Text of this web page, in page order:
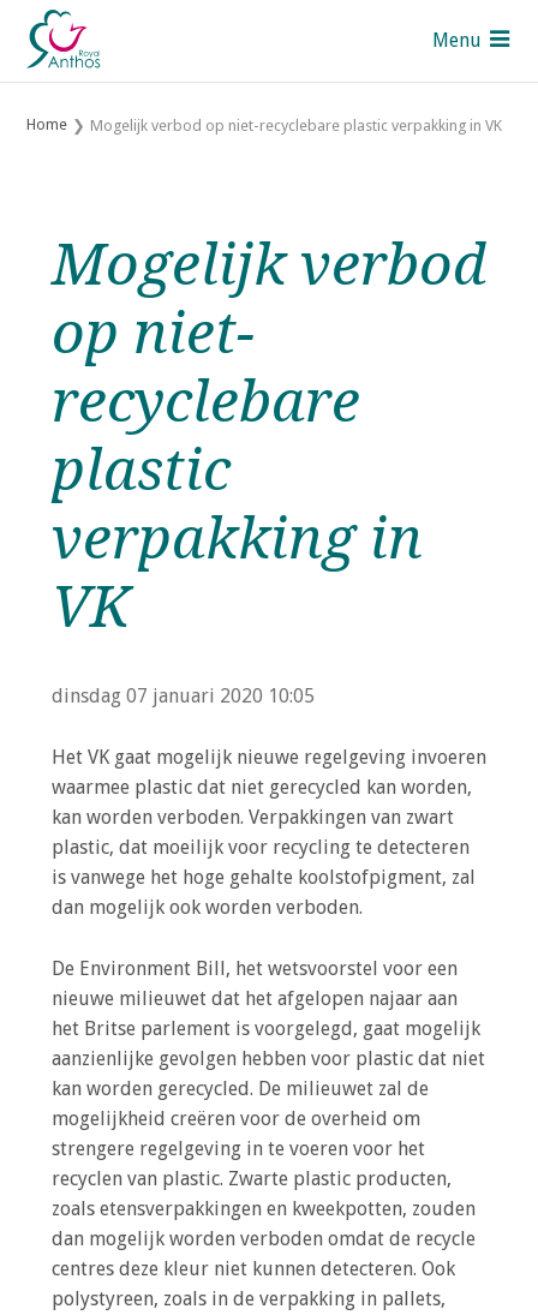
Menu
Home Mogelijk verbod op niet-recyclebare plastic verpakking in VK
Mogelijk verbod
op niet-
recyclebare
plastic
verpakking in
VK
dinsdag 07 januari 2020 10:05
Het VK gaat mogelijk nieuwe regelgeving invoeren
waarmee plastic dat niet gerecycled kan worden,
kan worden verboden. Verpakkingen van zwart
plastic, dat moeilijk voor recycling te detecteren
is vanwege het hoge gehalte koolstofpigment, zal
dan mogelijk ook worden verboden.
De Environment Bill, het wetsvoorstel voor een
nieuwe milieuwet dat het afgelopen najaar aan
het Britse parlement is voorgelegd, gaat mogelijk
aanzienlijke gevolgen hebben voor plastic dat niet
kan worden gerecycled. De milieuwet zal de
mogelijkheid creëren voor de overheid om
strengere regelgeving in te voeren voor het
recyclen van plastic. Zwarte plastic producten,
zoals etensverpakkingen en kweekpotten, zouden
dan mogelijk worden verboden omdat de recycle
centres deze kleur niet kunnen detecteren. Ook
polystyreen, zoals in de verpakking in pallets,
Contact
Royal Anthos leden
Over Royal Anthos
Over de Sectoren
Thema's
Mijn Anthos
Zoek